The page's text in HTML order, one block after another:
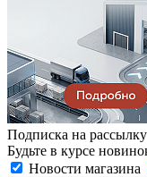
Подписка на
Будьте в курсе
Новости магазина